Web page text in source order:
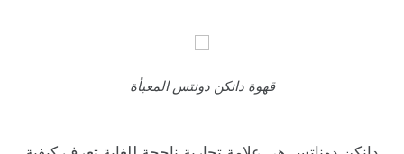
قهوة دانكن دونتس المعبأة